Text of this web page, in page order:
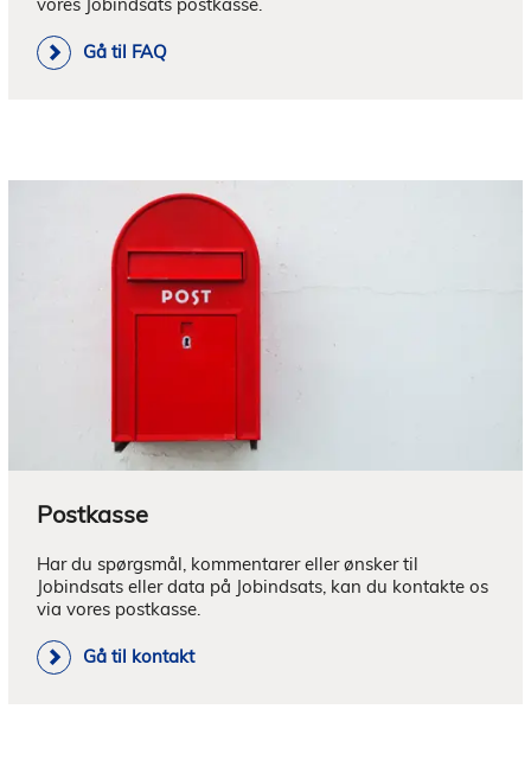
Gå til FAQ
Postkasse
Har du spørgsmål, kommentarer eller ønsker til
Jobindsats eller data på Jobindsats, kan du kontakte os
via vores postkasse.
Gå til kontakt